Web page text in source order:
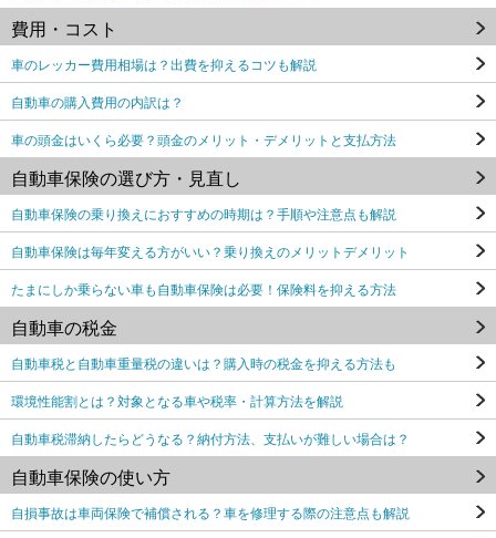
費用・コスト
車のレッカー費用相場は？出費を抑えるコツも解説
自動車の購入費用の内訳は？
車の頭金はいくら必要？頭金のメリット・デメリットと支払方法
自動車保険の選び方・見直し
自動車保険の乗り換えにおすすめの時期は？手順や注意点も解説
自動車保険は毎年変える方がいい？乗り換えのメリットデメリット
たまにしか乗らない車も自動車保険は必要！保険料を抑える方法
自動車の税金
自動車税と自動車重量税の違いは？購入時の税金を抑える方法も
環境性能割とは？対象となる車や税率・計算方法を解説
自動車税滞納したらどうなる？納付方法、支払いが難しい場合は？
自動車保険の使い方
自損事故は車両保険で補償される？車を修理する際の注意点も解説